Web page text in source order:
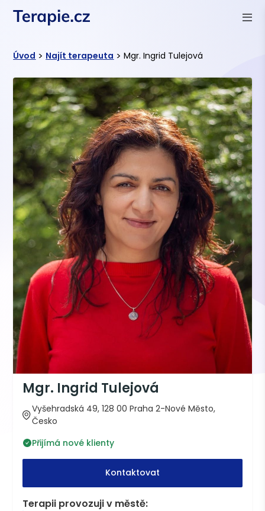
Úvod > Najít terapeuta > Mgr. Ingrid Tulejová
Mgr. Ingrid Tulejová
Vyšehradská 49, 128 00 Praha 2-Nové Město,
Česko
Přijímá nové klienty
Kontaktovat
Terapii provozuji v městě: